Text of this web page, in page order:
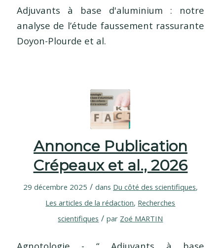
Adjuvants à base d'aluminium : notre
analyse de l’étude faussement rassurante
Doyon-Plourde et al.
Annonce Publication
Crépeaux et al., 2026
29 décembre 2025 / dans Du côté des scientifiques,
Les articles de la rédaction, Recherches
scientifiques / par Zoé MARTIN